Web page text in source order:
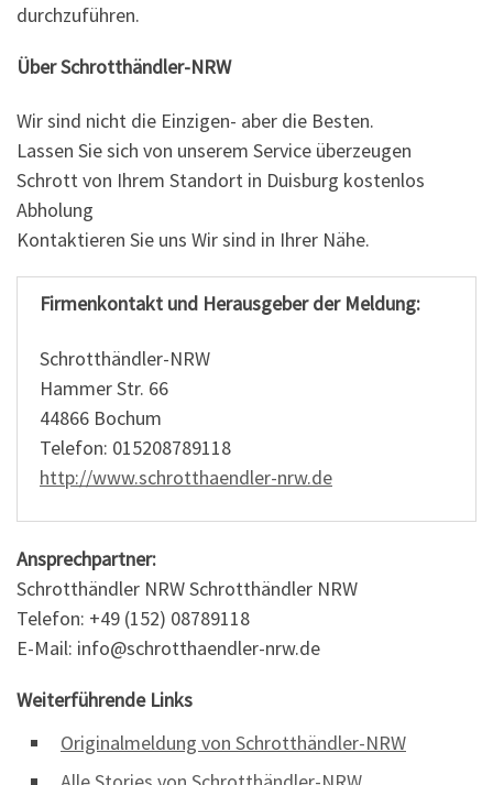
durchzuführen.
Über Schrotthändler-NRW
Wir sind nicht die Einzigen- aber die Besten.
Lassen Sie sich von unserem Service überzeugen
Schrott von Ihrem Standort in Duisburg kostenlos
Abholung
Kontaktieren Sie uns Wir sind in Ihrer Nähe.
Firmenkontakt und Herausgeber der Meldung:
Schrotthändler-NRW
Hammer Str. 66
44866 Bochum
Telefon: 015208789118
http://www.schrotthaendler-nrw.de
Ansprechpartner:
Schrotthändler NRW Schrotthändler NRW
Telefon: +49 (152) 08789118
E-Mail: info@schrotthaendler-nrw.de
Weiterführende Links
Originalmeldung von Schrotthändler-NRW